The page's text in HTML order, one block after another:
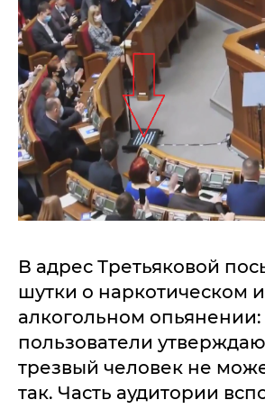
В адрес Третьяковой
шутки о наркотическом и
алкогольном опьянении:
пользователи
трезвый человек не
так. Часть аудитории